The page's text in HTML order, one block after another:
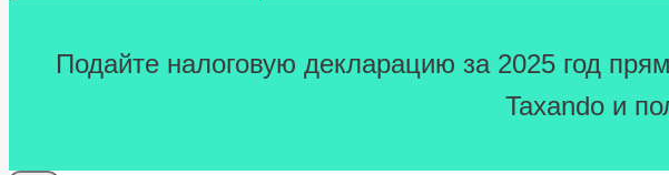
Подайте налоговую декларацию за 2025 год
Taxando и